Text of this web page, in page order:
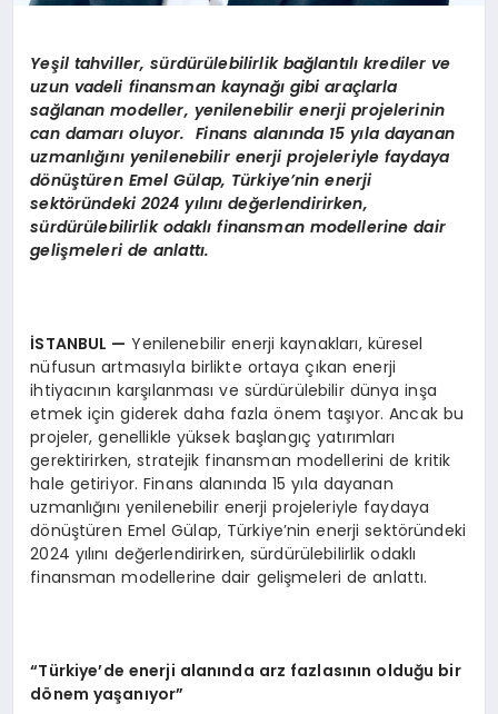
Yeşil tahviller, sürdürülebilirlik bağlantılı krediler ve
uzun vadeli finansman kaynağı gibi araçlarla
sağlanan modeller, yenilenebilir enerji projelerinin
can damarı oluyor. Finans alanında 15 yıla dayanan
uzmanlığını yenilenebilir enerji projeleriyle faydaya
dönüştüren Emel Gülap, Türkiye’nin enerji
sektöründeki 2024 yılını değerlendirirken,
sürdürülebilirlik odaklı finansman modellerine dair
gelişmeleri de anlattı.
İSTANBUL — Yenilenebilir enerji kaynakları, küresel
nüfusun artmasıyla birlikte ortaya çıkan enerji
ihtiyacının karşılanması ve sürdürülebilir dünya inşa
etmek için giderek daha fazla önem taşıyor. Ancak bu
projeler, genellikle yüksek başlangıç yatırımları
gerektirirken, stratejik finansman modellerini de kritik
hale getiriyor. Finans alanında 15 yıla dayanan
uzmanlığını yenilenebilir enerji projeleriyle faydaya
dönüştüren Emel Gülap, Türkiye’nin enerji sektöründeki
2024 yılını değerlendirirken, sürdürülebilirlik odaklı
finansman modellerine dair gelişmeleri de anlattı.
“Türkiye’de enerji alanında arz fazlasının olduğu bir
dönem yaşanıyor”